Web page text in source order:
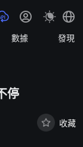
數據 發現
停
收藏